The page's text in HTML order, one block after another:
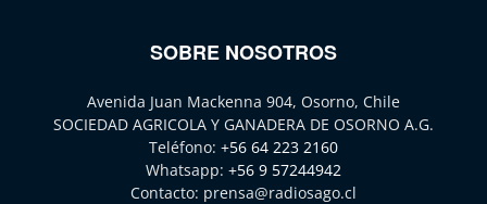
SOBRE NOSOTROS
Avenida Juan Mackenna 904, Osorno, Chile
SOCIEDAD AGRICOLA Y GANADERA DE OSORNO A.G.
Teléfono: +56 64 223 2160
Whatsapp: +56 9 57244942
Contacto: prensa@radiosago.cl